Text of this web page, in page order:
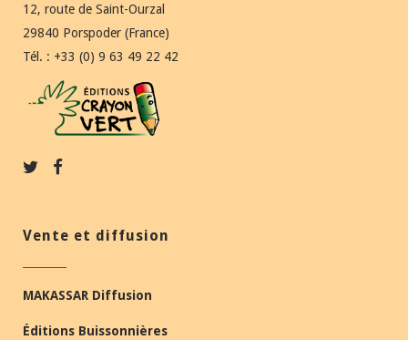
12, route de Saint-Ourzal
29840 Porspoder (France)
Tél. : +33 (0) 9 63 49 22 42
Vente et diffusion
MAKASSAR Diffusion
Éditions Buissonnières